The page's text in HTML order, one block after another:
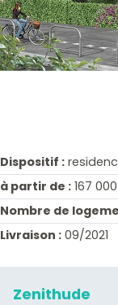
Dispositif :
à partir de : 167
Nombre de
Livraison : 09/2021
Zenithude